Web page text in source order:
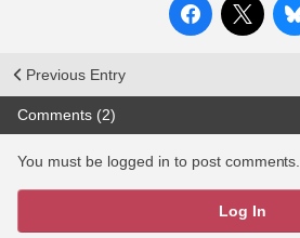
Previous Entry
Comments (2)
You must be logged in to post comments.
Log In